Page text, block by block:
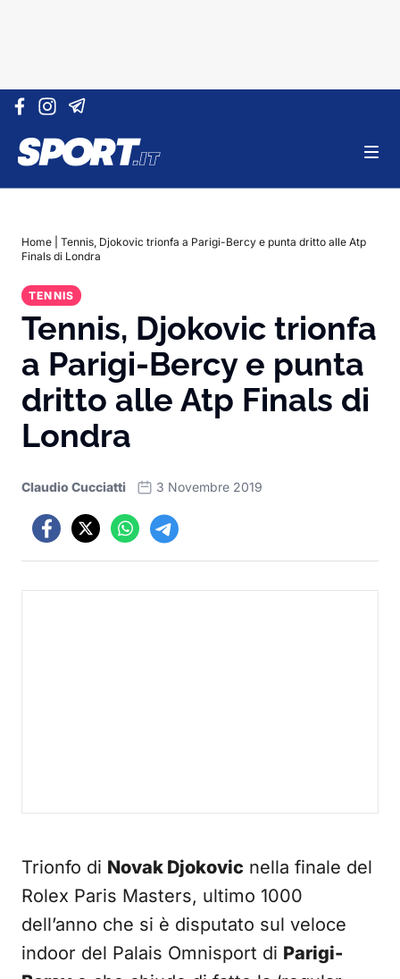
Vai al contenuto
Home
Tennis, Djokovic trionfa a Parigi-Bercy e punta dritto alle Atp
Finals di Londra
TENNIS
Tennis, Djokovic trionfa
a Parigi-Bercy e punta
dritto alle Atp Finals di
Londra
Claudio Cucciatti 3 Novembre 2019
Trionfo di Novak Djokovic nella finale del
Rolex Paris Masters, ultimo 1000
dell’anno che si è disputato sul veloce
indoor del Palais Omnisport di Parigi-